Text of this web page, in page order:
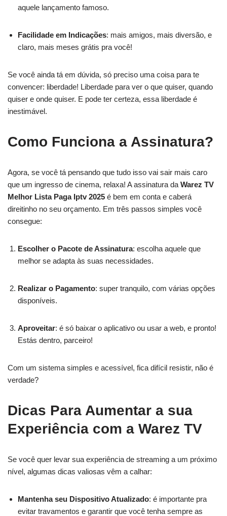
aquele lançamento famoso.
Facilidade em Indicações: mais amigos, mais diversão, e
claro, mais meses grátis pra você!
Se você ainda tá em dúvida, só preciso uma coisa para te
convencer: liberdade! Liberdade para ver o que quiser, quando
quiser e onde quiser. E pode ter certeza, essa liberdade é
inestimável.
Como Funciona a Assinatura?
Agora, se você tá pensando que tudo isso vai sair mais caro
que um ingresso de cinema, relaxa! A assinatura da Warez TV
Melhor Lista Paga Iptv 2025 é bem em conta e caberá
direitinho no seu orçamento. Em três passos simples você
consegue:
Escolher o Pacote de Assinatura: escolha aquele que
melhor se adapta às suas necessidades.
Realizar o Pagamento: super tranquilo, com várias opções
disponíveis.
Aproveitar: é só baixar o aplicativo ou usar a web, e pronto!
Estás dentro, parceiro!
Com um sistema simples e acessível, fica difícil resistir, não é
verdade?
Dicas Para Aumentar a sua
Experiência com a Warez TV
Se você quer levar sua experiência de streaming a um próximo
nível, algumas dicas valiosas vêm a calhar:
Mantenha seu Dispositivo Atualizado: é importante pra
evitar travamentos e garantir que você tenha sempre as